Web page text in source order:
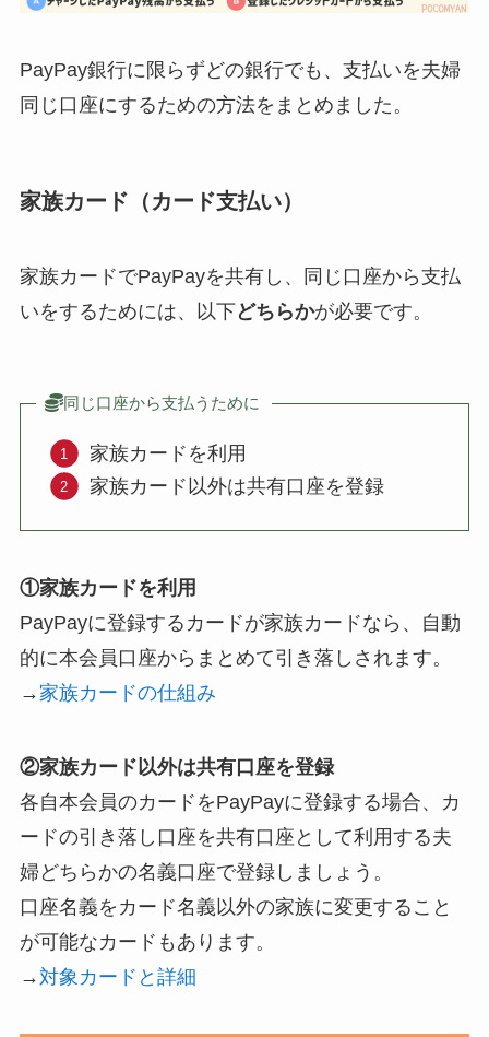
PayPay銀行に限らずどの銀行でも、支払いを夫婦
同じ口座にするための方法をまとめました。
家族カード（カード支払い）
家族カードでPayPayを共有し、同じ口座から支払
いをするためには、以下どちらかが必要です。
同じ口座から支払うために
家族カードを利用
家族カード以外は共有口座を登録
①家族カードを利用
PayPayに登録するカードが家族カードなら、自動
的に本会員口座からまとめて引き落しされます。
→ 家族カードの仕組み
②家族カード以外は共有口座を登録
各自本会員のカードをPayPayに登録する場合、カ
ードの引き落し口座を共有口座として利用する夫
婦どちらかの名義口座で登録しましょう。
口座名義をカード名義以外の家族に変更すること
が可能なカードもあります。
→ 対象カードと詳細